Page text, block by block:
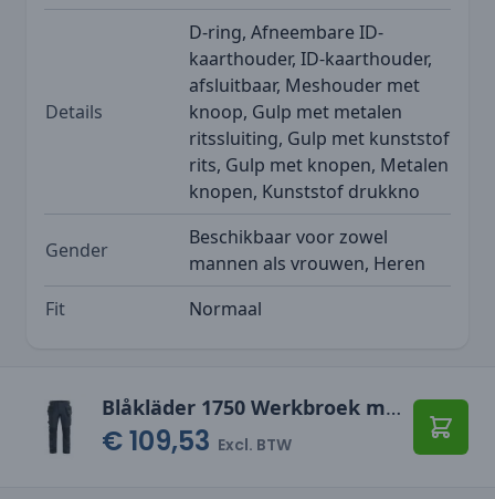
Details
D-ring, Afneembare ID-
kaarthouder, ID-kaarthouder,
afsluitbaar, Meshouder met
knoop, Gulp met metalen
ritssluiting, Gulp met kunststof
rits, Gulp met knopen, Metalen
knopen, Kunststof drukkno
Gender
Beschikbaar voor zowel
mannen als vrouwen, Heren
Fit
Normaal
Blåkläder 1750 Werkbroek met stretch
€ 109,53 Excl. BTW